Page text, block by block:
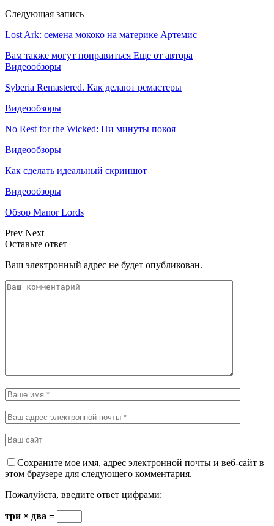
Следующая запись
Lost Ark: cемена мококо на материке Артемис
Вам также могут понравиться Еще от автора
Видеообзоры
Syberia Remastered. Как делают ремастеры
Видеообзоры
No Rest for the Wicked: Ни минуты покоя
Видеообзоры
Как сделать идеальный скриншот
Видеообзоры
Обзор Manor Lords
Prev Next
Оставьте ответ
Ваш электронный адрес не будет опубликован.
Сохраните мое имя, адрес электронной почты и веб-сайт в
этом браузере для следующего комментария.
Пожалуйста, введите ответ цифрами:
три × два =